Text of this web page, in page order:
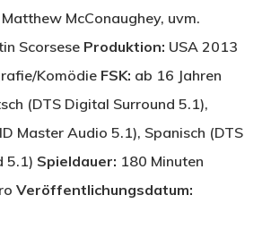
McConaughey, uvm.
Scorsese Produktion: USA 2013
Komödie FSK: ab 16 Jahren
(DTS Digital Surround 5.1),
Master Audio 5.1), Spanisch (DTS
5.1) Spieldauer: 180 Minuten
Veröffentlichungsdatum: